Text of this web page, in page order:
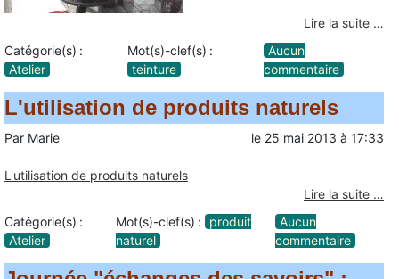
Lire la suite …
Catégorie(s) :
Atelier
Mot(s)-clef(s) :
teinture
Aucun
commentaire
L'utilisation de produits naturels
Par Marie le 25 mai 2013 à 17:33
L'utilisation de produits naturels
Lire la suite …
Catégorie(s) :
Atelier
Mot(s)-clef(s) :
produit
naturel
Aucun
commentaire